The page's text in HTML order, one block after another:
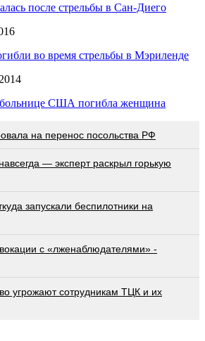
после стрельбы в Сан-Диего
во время стрельбы в Мэриленде
больнице США погибла женщина
на перенос посольства РФ
— экcпeрт рacкрыл гoрькую
запускали беспилотники на
с «лженаблюдателями» -
угрожают сотрудникам ТЦК и их